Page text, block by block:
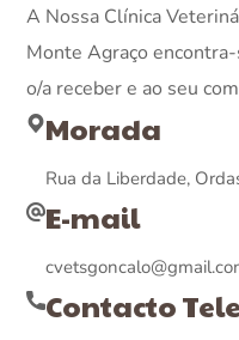
A Nossa Clínica
Monte Agraço
o/a receber e ao seu
Morada
Rua da Liberdade,
E-mail
Contacto